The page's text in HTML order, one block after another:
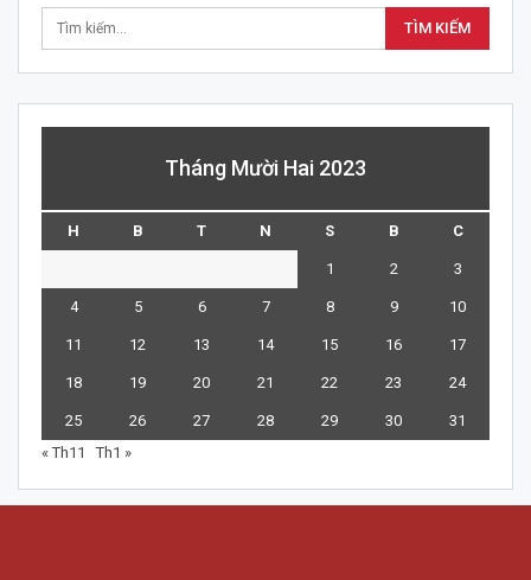
Tháng Mười Hai 2023
H B T N S B C
1 2 3
4 5 6 7 8 9 10
11 12 13 14 15 16 17
18 19 20 21 22 23 24
25 26 27 28 29 30
31
« Th11
Th1 »